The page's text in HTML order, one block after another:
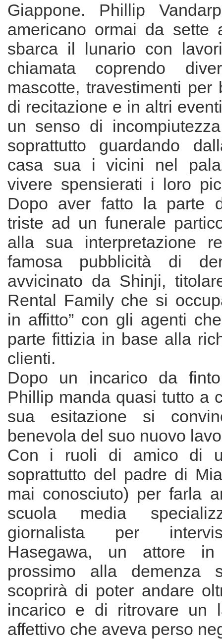
Giappone. Phillip
americano ormai da sette
sbarca il lunario con
chiamata coprendo
mascotte, travestimenti per
di recitazione e in altri
un senso di
soprattutto guardando
casa sua i vicini nel
vivere spensierati i loro
Dopo aver fatto la parte
triste ad un funerale
alla sua interpretazione
famosa pubblicità di
avvicinato da Shinji,
Rental Family che si
in affitto” con gli agenti
parte fittizia in base alla
clienti.
Dopo un incarico da
Phillip manda quasi tutto a
sua esitazione si
benevola del suo nuovo
Con i ruoli di amico di
soprattutto del padre di
mai conosciuto) per farla
scuola media
giornalista per
Hasegawa, un attore
prossimo alla demenza
scoprirà di poter andare
incarico e di ritrovare un
affettivo che aveva perso